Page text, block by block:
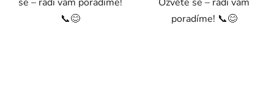
📞😊
poradíme! 📞😊